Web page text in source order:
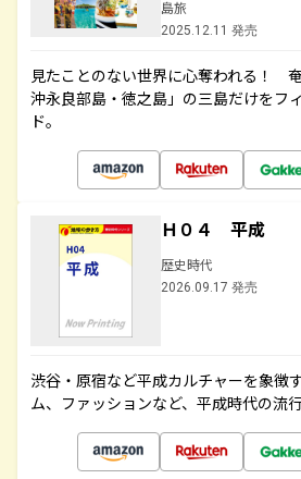
島旅
2025.12.11 発売
見たことのない世界に心奪われる！
沖永良部島・徳之島」の三島だけをフ
ド。
Ｈ０４ 平成
歴史時代
2026.09.17 発売
渋谷・原宿など平成カルチャーを象徴
ム、ファッションなど、平成時代の流